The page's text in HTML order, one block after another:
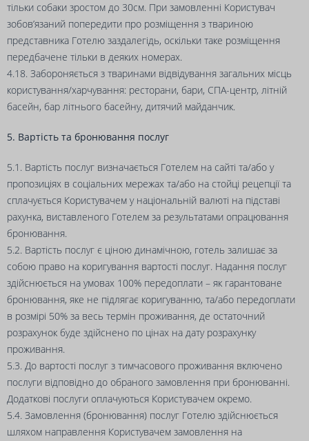
тільки собаки зростом до 30см. При замовленні Користувач
зобов’язаний попередити про розміщення з твариною
представника Готелю заздалегідь, оскільки таке розміщення
передбачене тільки в деяких номерах.
4.18. Забороняється з тваринами відвідування загальних місць
користування/харчування: ресторани, бари, СПА-центр, літній
басейн, бар літнього басейну, дитячий майданчик.
5. Вартість та бронювання послуг
5.1. Вартість послуг визначається Готелем на сайті та/або у
пропозиціях в соціальних мережах та/або на стойці рецепції та
сплачується Користувачем у національній валюті на підставі
рахунка, виставленого Готелем за результатами опрацювання
бронювання.
5.2. Вартість послуг є ціною динамічною, готель залишає за
собою право на коригування вартості послуг. Надання послуг
здійснюється на умовах 100% передоплати – як гарантоване
бронювання, яке не підлягає коригуванню, та/або передоплати
в розмірі 50% за весь термін проживання, де остаточний
розрахунок буде здійснено по цінах на дату розрахунку
проживання.
5.3. До вартості послуг з тимчасового проживання включено
послуги відповідно до обраного замовлення при бронюванні.
Додаткові послуги оплачуються Користувачем окремо.
5.4. Замовлення (бронювання) послуг Готелю здійснюється
шляхом направлення Користувачем замовлення на